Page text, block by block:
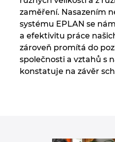
zaměření. Nasazením
systému EPLAN se
a efektivitu práce
zároveň promítá do
společnosti a vztahů s
konstatuje na závěr